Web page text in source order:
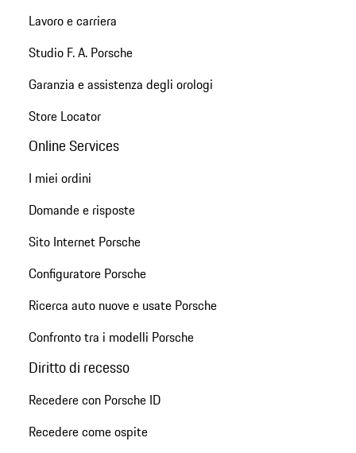
Lavoro e carriera
Studio F. A. Porsche
Garanzia e assistenza degli orologi
Store Locator
Online Services
I miei ordini
Domande e risposte
Sito Internet Porsche
Configuratore Porsche
Ricerca auto nuove e usate Porsche
Confronto tra i modelli Porsche
Diritto di recesso
Recedere con Porsche ID
Recedere come ospite